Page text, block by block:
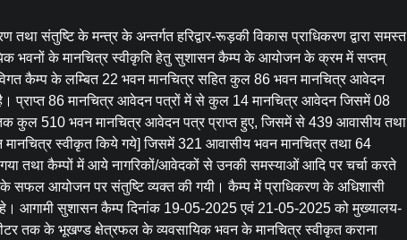
संतुष्टि के मन्त्र के अन्तर्गत हरिद्वार-रूड़की विकास प्राधिकरण द्वारा समस्त
भवनों के मानचित्र स्वीकृति हेतु सुशासन कैम्प के आयोजन के क्रम में सप्तम्
कैम्प के लम्बित 22 भवन मानचित्र सहित कुल 86 भवन मानचित्र आवेदन
प्राप्त 86 मानचित्र आवेदन पत्रों में से कुल 14 मानचित्र आवेदन जिसमें 08
कुल 510 भवन मानचित्र आवेदन पत्र प्राप्त हुए, जिसमें से 439 आवासीय तथा
स्वीकृत किये गये] जिसमें 321 आवासीय भवन मानचित्र तथा 64
गया तथा कैम्पों में आये नागरिकों/आवेदकों से उनकी समस्याओं आदि पर चर्चा करते
के सफल आयोजन पर संतुष्टि व्यक्त की गयी। कैम्प में प्राधिकरण के अधिशासी
आगामी सुशासन कैम्प दिनांक 19-05-2025 एवं 21-05-2025 को मुख्यालय-
तक के भूखण्ड क्षेत्रफल के व्यवसायिक भवन के मानचित्र स्वीकृत कराना